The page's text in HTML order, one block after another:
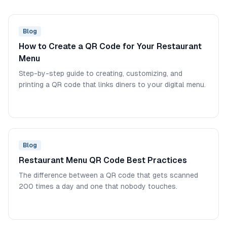
Blog
How to Create a QR Code for Your Restaurant
Menu
Step-by-step guide to creating, customizing, and
printing a QR code that links diners to your digital menu.
Blog
Restaurant Menu QR Code Best Practices
The difference between a QR code that gets scanned
200 times a day and one that nobody touches.